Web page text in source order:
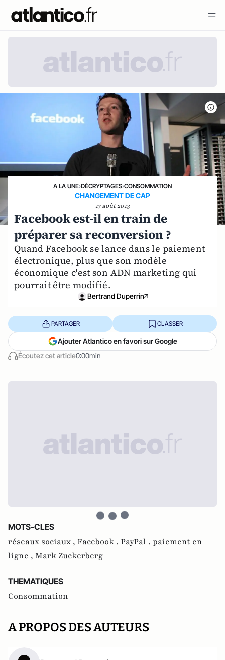
A LA UNE›DÉCRYPTAGES›CONSOMMATION
CHANGEMENT DE CAP
17 août 2013
Facebook est-il en train de
préparer sa reconversion ?
Quand Facebook se lance dans le paiement
électronique, plus que son modèle
économique c'est son ADN marketing qui
pourrait être modifié.
Bertrand Duperrin
Écoutez cet article0:00min
PARTAGER CLASSER
Ajouter Atlantico en favori sur Google
MOTS-CLES
réseaux sociaux , Facebook , PayPal , paiement en
ligne , Mark Zuckerberg
THEMATIQUES
Consommation
A PROPOS DES AUTEURS